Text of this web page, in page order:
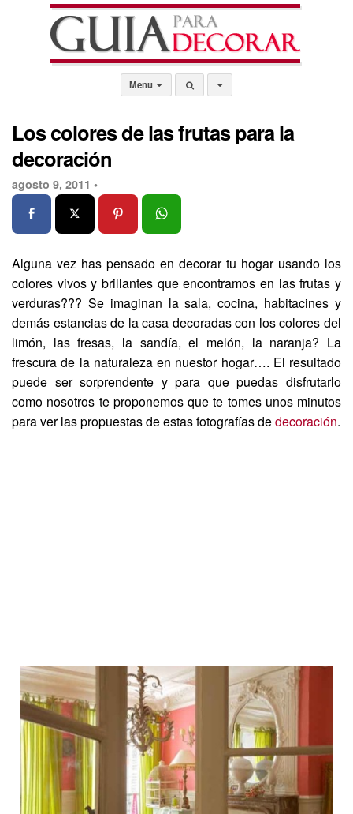
Menu
Los colores de las frutas para la
decoración
agosto 9, 2011 •
Alguna vez has pensado en decorar tu hogar usando los
colores vivos y brillantes que encontramos en las frutas y
verduras??? Se imaginan la sala, cocina, habitacines y
demás estancias de la casa decoradas con los colores del
limón, las fresas, la sandía, el melón, la naranja? La
frescura de la naturaleza en nuestor hogar…. El resultado
puede ser sorprendente y para que puedas disfrutarlo
como nosotros te proponemos que te tomes unos minutos
para ver las propuestas de estas fotografías dedecoración.